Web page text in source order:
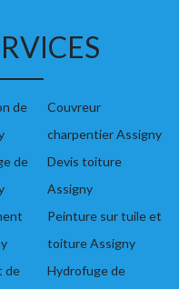
de
de
de
Couvreur
charpentier Assigny
Devis toiture
Assigny
Peinture sur tuile et
toiture Assigny
Hydrofuge de